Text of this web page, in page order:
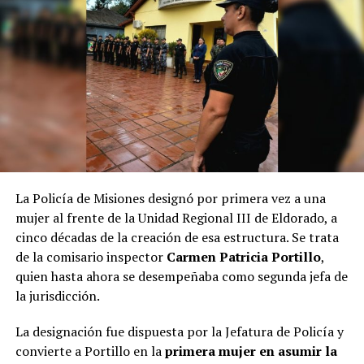
La autopsia concluyó que la muerte fue vinculante a un cuadro
desnutrición y deshidratación. En este juicio se intenta
determinar qué circunstancias derivaron en ese trágico desenlace
y qué grado de responsabilidad en el hecho pudo tener su madre.
Ramírez alega que se vio sobrepasada por la situación.
Argumenta que debió afrontar el cuidado de su hija en absoluta
soledad, con dificultades económicas y apremiada por
abandono de persona y el fiscal de juicio,Vladimir Antonio
Glinka , adelantó que contempla la posibilidad de ampliar la
acusación ahomicidio calificado por el vínculo en su
modalidad por omisiónal considerar que la mujer pudo haber
dejado de alimentar a Belén en forma deliberada para dejarla
morir.
La mujer llegó a esta instancia en libertad y bajo la
representación del defensor oficialMiguel Ángel Varela
La Policía de Misiones designó por primera vez a una
mujer al frente de la Unidad Regional III de Eldorado, a
cinco décadas de la creación de esa estructura. Se trata
de la comisario inspector Carmen Patricia Portillo,
quien hasta ahora se desempeñaba como segunda jefa de
la jurisdicción.
La designación fue dispuesta por la Jefatura de Policía y
convierte a Portillo en laprimera mujer en asumir la